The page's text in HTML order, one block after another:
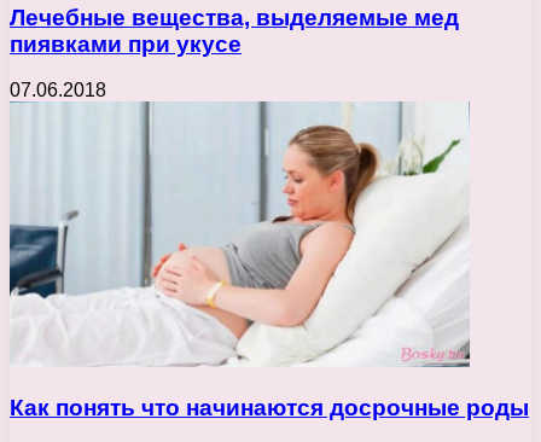
Лечебные вещества, выделяемые мед
пиявками при укусе
07.06.2018
Как понять что начинаются досрочные роды